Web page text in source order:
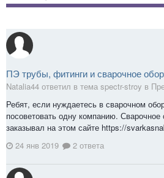
ПЭ трубы, фитинги и сварочное
Natalia44 ответил в тема spectr-stroy в
Ребят, если нуждаетесь в сварочном
посоветовать одну компанию.
заказывал на этом сайте https://
24 янв 2019
2 ответа